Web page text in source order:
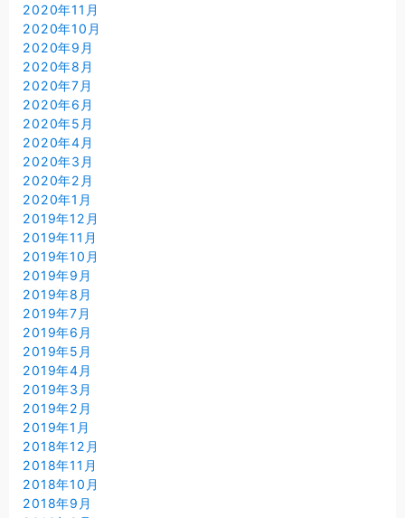
2020年11月
2020年10月
2020年9月
2020年8月
2020年7月
2020年6月
2020年5月
2020年4月
2020年3月
2020年2月
2020年1月
2019年12月
2019年11月
2019年10月
2019年9月
2019年8月
2019年7月
2019年6月
2019年5月
2019年4月
2019年3月
2019年2月
2019年1月
2018年12月
2018年11月
2018年10月
2018年9月